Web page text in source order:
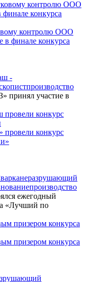
контролю ООО
в финале конкурса
-
производство
принял участие в
провели конкурс
неразрушающий
производство
ежегодный
«Лучший по
призером конкурса